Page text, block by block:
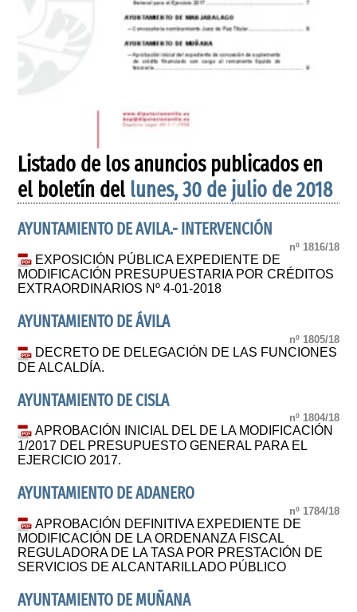
Listado de los anuncios publicados en
el boletín del lunes, 30 de julio de 2018
AYUNTAMIENTO DE AVILA.- INTERVENCIÓN
nº 1816/18
EXPOSICIÓN PÚBLICA EXPEDIENTE DE
MODIFICACIÓN PRESUPUESTARIA POR CRÉDITOS
EXTRAORDINARIOS Nº 4-01-2018
AYUNTAMIENTO DE ÁVILA
nº 1805/18
DECRETO DE DELEGACIÓN DE LAS FUNCIONES
DE ALCALDÍA.
AYUNTAMIENTO DE CISLA
nº 1804/18
APROBACIÓN INICIAL DEL DE LA MODIFICACIÓN
1/2017 DEL PRESUPUESTO GENERAL PARA EL
EJERCICIO 2017.
AYUNTAMIENTO DE ADANERO
nº 1784/18
APROBACIÓN DEFINITIVA EXPEDIENTE DE
MODIFICACIÓN DE LA ORDENANZA FISCAL
REGULADORA DE LA TASA POR PRESTACIÓN DE
SERVICIOS DE ALCANTARILLADO PÚBLICO
AYUNTAMIENTO DE MUÑANA